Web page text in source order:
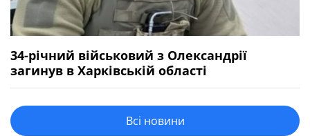
34-річний військовий з Олександрії
загинув в Харківській області
Всі новини